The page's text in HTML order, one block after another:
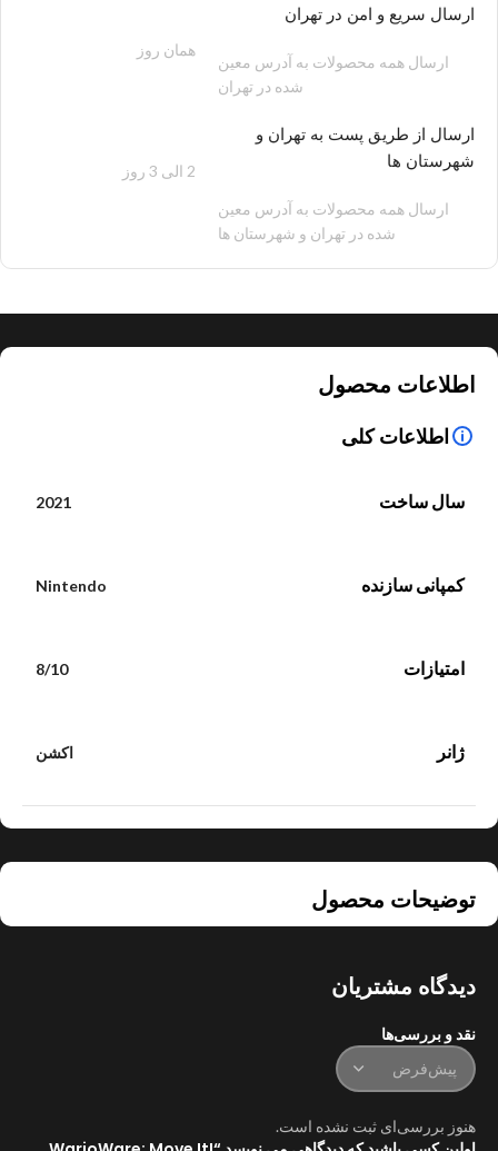
ارسال سریع و امن در تهران
ارسال همه محصولات به آدرس معین
شده در تهران
همان روز
ارسال از طریق پست به تهران و
شهرستان ها
ارسال همه محصولات به آدرس معین
شده در تهران و شهرستان ها
2 الی 3 روز
توضیحات محصول
اطلاعات محصول
اطلاعات کلی
سال ساخت 2021
کمپانی سازنده Nintendo
امتیازات 8/10
ژانر اکشن
دیدگاه مشتریان
نقد و بررسی‌ها
هنوز بررسی‌ای ثبت نشده است.